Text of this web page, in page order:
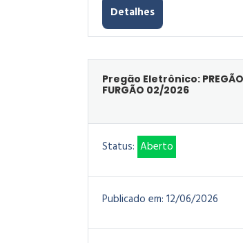
Detalhes
Pregão Eletrônico: PREGÃO
FURGÃO 02/2026
Status: Aberto
Publicado em: 12/06/2026